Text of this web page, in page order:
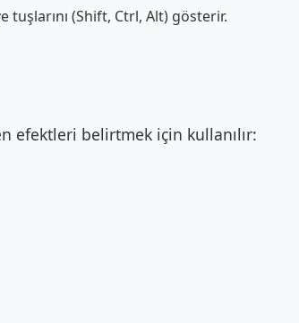
tuşlarını (Shift, Ctrl, Alt) gösterir.
efektleri belirtmek için kullanılır: